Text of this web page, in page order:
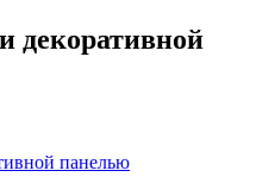
декоративной